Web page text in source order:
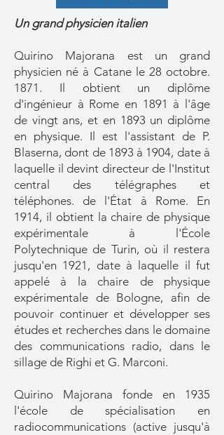
Un grand physicien italien
Quirino Majorana est un grand
physicien né à Catane le 28 octobre.
1871. Il obtient un diplôme
d'ingénieur à Rome en 1891 à l'âge
de vingt ans, et en 1893 un diplôme
en physique. Il est l'assistant de P.
Blaserna, dont de 1893 à 1904, date à
laquelle il devint directeur de l'Institut
central des télégraphes et
téléphones. de l'État à Rome. En
1914, il obtient la chaire de physique
expérimentale à l'École
Polytechnique de Turin, où il restera
jusqu'en 1921, date à laquelle il fut
appelé à la chaire de physique
expérimentale de Bologne, afin de
pouvoir continuer et développer ses
études et recherches dans le domaine
des communications radio, dans le
sillage de Righi et G. Marconi.
Quirino Majorana fonde en 1935
l'école de spécialisation en
radiocommunications (active jusqu'à